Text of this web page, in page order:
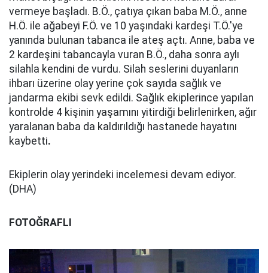
vermeye başladı. B.Ö., çatıya çıkan baba M.Ö., anne
H.Ö. ile ağabeyi F.Ö. ve 10 yaşındaki kardeşi T.Ö.'ye
yanında bulunan tabanca ile ateş açtı. Anne, baba ve
2 kardeşini tabancayla vuran B.Ö., daha sonra aylı
silahla kendini de vurdu. Silah seslerini duyanların
ihbarı üzerine olay yerine çok sayıda sağlık ve
jandarma ekibi sevk edildi. Sağlık ekiplerince yapılan
kontrolde 4 kişinin yaşamını yitirdiği belirlenirken, ağır
yaralanan baba da kaldırıldığı hastanede hayatını
kaybetti.
Ekiplerin olay yerindeki incelemesi devam ediyor.
(DHA)
FOTOĞRAFLI